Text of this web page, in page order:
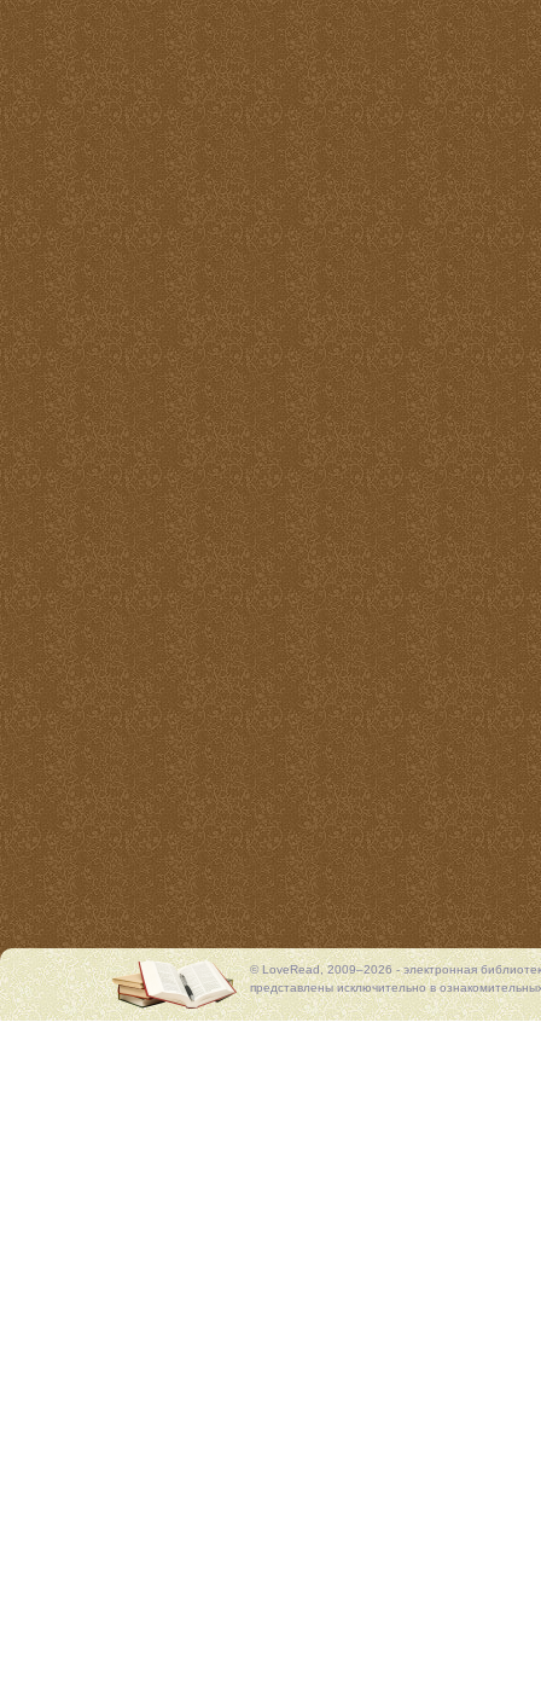
© LoveRead, 2009–2026 - электронная
представлены исключительно в